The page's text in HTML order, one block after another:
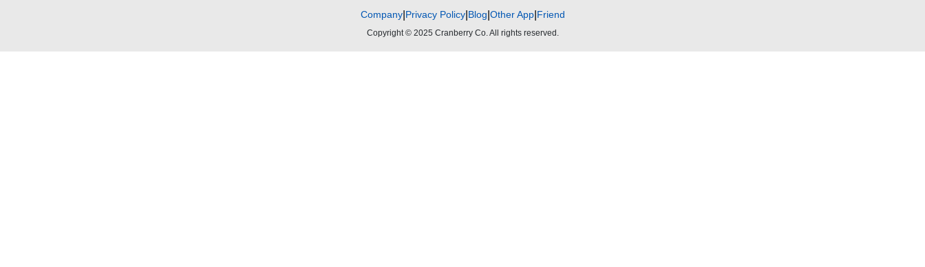
Company| Privacy Policy| Blog Other App| Friend
Copyright © 2025 Cranberry Co. All rights reserved.